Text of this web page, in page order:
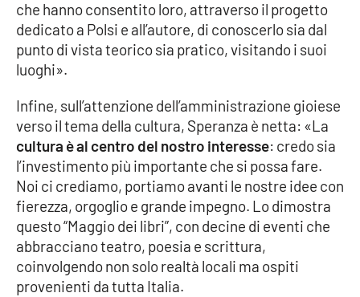
che hanno consentito loro, attraverso il progetto
dedicato a Polsi e all’autore, di conoscerlo sia dal
punto di vista teorico sia pratico, visitando i suoi
luoghi».
Infine, sull’attenzione dell’amministrazione gioiese
verso il tema della cultura, Speranza è netta: «La
cultura è al centro del nostro interesse: credo sia
l’investimento più importante che si possa fare.
Noi ci crediamo, portiamo avanti le nostre idee con
fierezza, orgoglio e grande impegno. Lo dimostra
questo “Maggio dei libri”, con decine di eventi che
abbracciano teatro, poesia e scrittura,
coinvolgendo non solo realtà locali ma ospiti
provenienti da tutta Italia.